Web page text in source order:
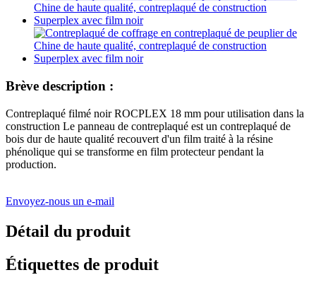
Brève description :
Contreplaqué filmé noir ROCPLEX 18 mm pour utilisation dans la
construction Le panneau de contreplaqué est un contreplaqué de
bois dur de haute qualité recouvert d'un film traité à la résine
phénolique qui se transforme en film protecteur pendant la
production.
Envoyez-nous un e-mail
Détail du produit
Étiquettes de produit